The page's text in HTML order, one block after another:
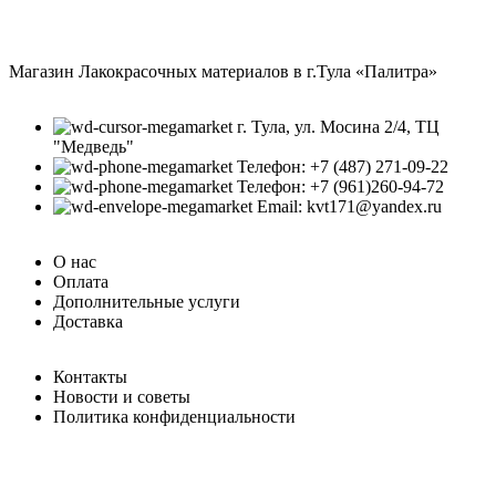
Магазин Лакокрасочных материалов в г.Тула «Палитра»
г. Тула, ул. Мосина 2/4, ТЦ
"Медведь"
Телефон: +7 (487) 271-09-22
Телефон: +7 (961)260-94-72
Email: kvt171@yandex.ru
О нас
Оплата
Дополнительные услуги
Доставка
Контакты
Новости и советы
Политика конфиденциальности